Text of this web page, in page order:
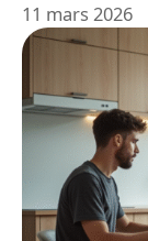
11 mars 2026